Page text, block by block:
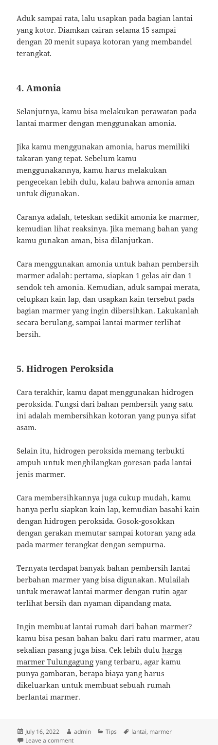
Aduk sampai rata, lalu usapkan pada bagian lantai
yang kotor. Diamkan cairan selama 15 sampai
dengan 20 menit supaya kotoran yang membandel
terangkat.
4. Amonia
Selanjutnya, kamu bisa melakukan perawatan pada
lantai marmer dengan menggunakan amonia.
Jika kamu menggunakan amonia, harus memiliki
takaran yang tepat. Sebelum kamu
menggunakannya, kamu harus melakukan
pengecekan lebih dulu, kalau bahwa amonia aman
untuk digunakan.
Caranya adalah, teteskan sedikit amonia ke marmer,
kemudian lihat reaksinya. Jika memang bahan yang
kamu gunakan aman, bisa dilanjutkan.
Cara menggunakan amonia untuk bahan pembersih
marmer adalah: pertama, siapkan 1 gelas air dan 1
sendok teh amonia. Kemudian, aduk sampai merata,
celupkan kain lap, dan usapkan kain tersebut pada
bagian marmer yang ingin dibersihkan. Lakukanlah
secara berulang, sampai lantai marmer terlihat
bersih.
5. Hidrogen Peroksida
Cara terakhir, kamu dapat menggunakan hidrogen
peroksida. Fungsi dari bahan pembersih yang satu
ini adalah membersihkan kotoran yang punya sifat
asam.
Selain itu, hidrogen peroksida memang terbukti
ampuh untuk menghilangkan goresan pada lantai
jenis marmer.
Cara membersihkannya juga cukup mudah, kamu
hanya perlu siapkan kain lap, kemudian basahi kain
dengan hidrogen peroksida. Gosok-gosokkan
dengan gerakan memutar sampai kotoran yang ada
pada marmer terangkat dengan sempurna.
Ternyata terdapat banyak bahan pembersih lantai
berbahan marmer yang bisa digunakan. Mulailah
untuk merawat lantai marmer dengan rutin agar
terlihat bersih dan nyaman dipandang mata.
Ingin membuat lantai rumah dari bahan marmer?
kamu bisa pesan bahan baku dari ratu marmer, atau
sekalian pasang juga bisa. Cek lebih duluharga
marmer Tulungagung yang terbaru, agar kamu
punya gambaran, berapa biaya yang harus
dikeluarkan untuk membuat sebuah rumah
berlantai marmer.
Posted
on
July 16, 2022 Author
admin Categories
Tips Tags
lantai, marmer
Leave a commenton Tips dan Cara Merawat Lantai Marmer